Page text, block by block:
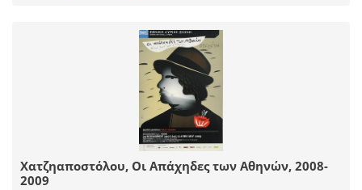
Χατζηαποστόλου, Οι Απάχηδες των Αθηνών, 2008-
2009